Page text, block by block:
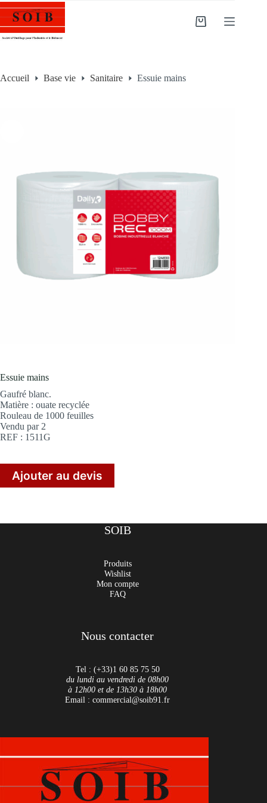
Accueil Base vie Sanitaire Essuie mains
Essuie mains
Gaufré blanc.
Matière : ouate recyclée
Rouleau de 1000 feuilles
Vendu par 2
REF : 1511G
Ajouter au devis
SOIB
Produits
Wishlist
Mon compte
FAQ
Nous contacter
Tel : (+33)1 60 85 75 50
du lundi au vendredi de 08h00
à 12h00 et de 13h30 à 18h00
Email : commercial@soib91.fr